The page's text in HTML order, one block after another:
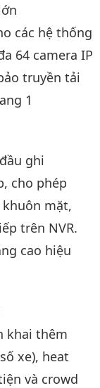
các hệ thống
64 camera IP
truyền tải
1
ghi
cho phép
mặt,
trên NVR.
cao hiệu
khai thêm
xe), heat
và crowd